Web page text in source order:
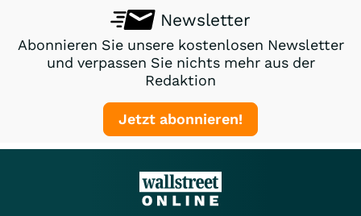
Newsletter
Abonnieren Sie unsere kostenlosen Newsletter
und verpassen Sie nichts mehr aus der
Redaktion
Jetzt abonnieren!